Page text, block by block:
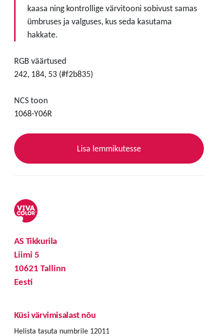
kaasa ning kontrollige värvitooni sobivust samas
ümbruses ja valguses, kus seda kasutama
hakkate.
RGB väärtused
242, 184, 53 (#f2b835)
NCS toon
1068-Y06R
Lisa lemmikutesse
AS Tikkurila
Liimi 5
10621 Tallinn
Eesti
Küsi värvimisalast nõu
Helista tasuta numbrile 12011